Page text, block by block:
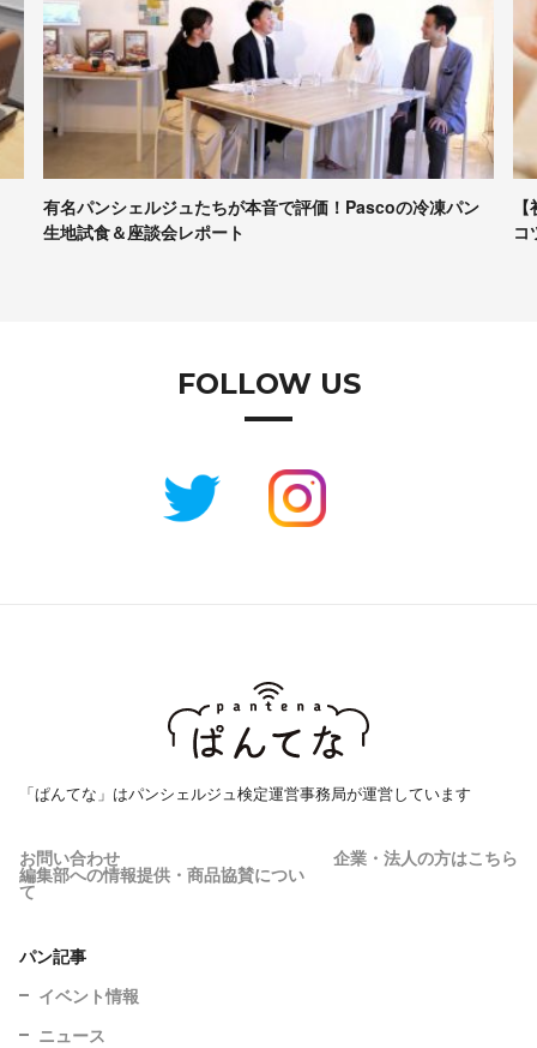
有名パンシェルジュたちが本音で評価！Pascoの冷凍パン
生地試食＆座談会レポート
FOLLOW US
「ぱんてな」はパンシェルジュ検定運営事務局が運営しています
お問い合わせ 企業・法人の方はこちら
編集部への情報提供・商品協賛につい
て
パン記事
イベント情報
ニュース